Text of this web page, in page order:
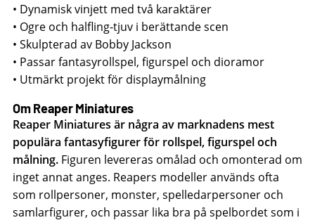
• Dynamisk vinjett med två karaktärer
• Ogre och halfling-tjuv i berättande scen
• Skulpterad av Bobby Jackson
• Passar fantasyrollspel, figurspel och dioramor
• Utmärkt projekt för displaymålning
Om Reaper Miniatures
Reaper Miniatures är några av marknadens mest
populära fantasyfigurer för rollspel, figurspel och
målning. Figuren levereras omålad och omonterad om
inget annat anges. Reapers modeller används ofta
som rollpersoner, monster, spelledarpersoner och
samlarfigurer, och passar lika bra på spelbordet som i